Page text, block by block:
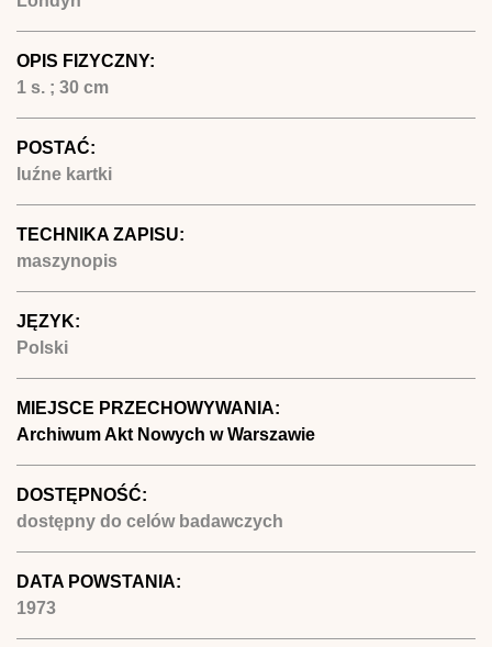
OPIS FIZYCZNY:
1 s. ; 30 cm
POSTAĆ:
luźne kartki
TECHNIKA ZAPISU:
maszynopis
JĘZYK:
Polski
MIEJSCE PRZECHOWYWANIA:
Archiwum Akt Nowych w Warszawie
DOSTĘPNOŚĆ:
dostępny do celów badawczych
DATA POWSTANIA:
1973